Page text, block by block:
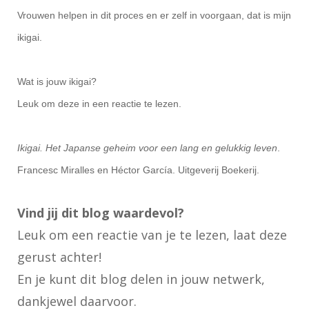
Vrouwen helpen in dit proces en er zelf in voorgaan, dat is mijn
ikigai.
Wat is jouw ikigai?
Leuk om deze in een reactie te lezen.
Ikigai. Het Japanse geheim voor een lang en gelukkig leven.
Francesc Miralles en Héctor García. Uitgeverij Boekerij.
Vind jij dit blog waardevol?
Leuk om een reactie van je te lezen, laat deze
gerust achter!
En je kunt dit blog delen in jouw netwerk,
dankjewel daarvoor.